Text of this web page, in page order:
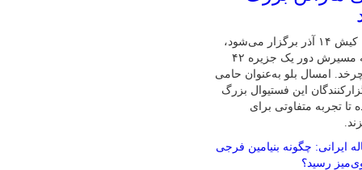
پنجمین ماراتن کیش ۱۴ آذر برگزار می‌شود،
تنها ماراتنی که مسیرش دور یک جزیره ۴۲
امسال بلو به‌عنوان حامی
این فستیوال بزرگ
تا تجربه متفاوتی برای